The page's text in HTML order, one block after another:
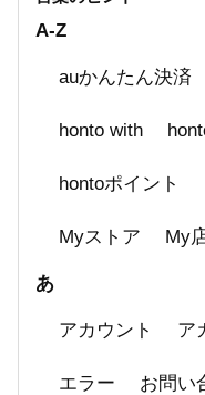
A-Z
auかんたん決済
honto with
hontoポイント
Myストア My
あ
アカウント ア
エラー お問い